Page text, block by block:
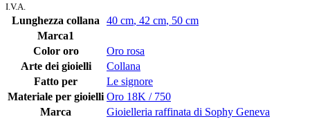
I.V.A.
Lunghezza collana 40 cm, 42 cm, 50 cm
Marca1
Color oro
Oro rosa
Arte dei gioielli
Collana
Fatto per
Le signore
Materiale per gioielli Oro 18K / 750
Marca
Gioielleria raffinata di Sophy Geneva